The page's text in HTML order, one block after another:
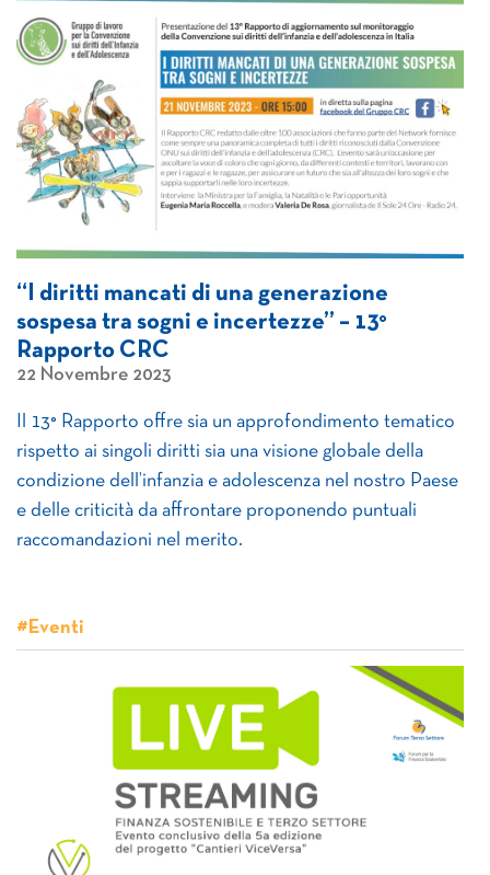
“I diritti mancati di una generazione
sospesa tra sogni e incertezze” – 13°
Rapporto CRC
22 Novembre 2023
Il 13° Rapporto offre sia un approfondimento tematico
rispetto ai singoli diritti sia una visione globale della
condizione dell’infanzia e adolescenza nel nostro Paese
e delle criticità da affrontare proponendo puntuali
raccomandazioni nel merito.
#Eventi